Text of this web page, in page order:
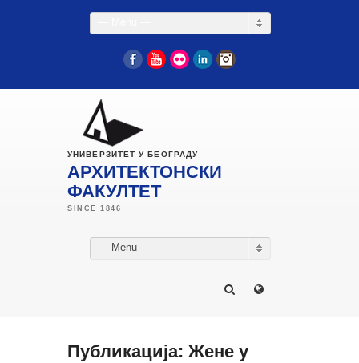
FacebookYouTube
Flickr LinkedIn
УНИВЕРЗИТЕТ У БЕОГРАДУ
АРХИТЕКТОНСКИ
ФАКУЛТЕТ
— Menu —
Публикација: Жене у